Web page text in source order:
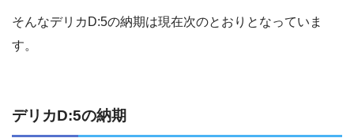
そんなデリカD:5の納期は現在次のとおりとなっていま
す。
デリカD:5の納期